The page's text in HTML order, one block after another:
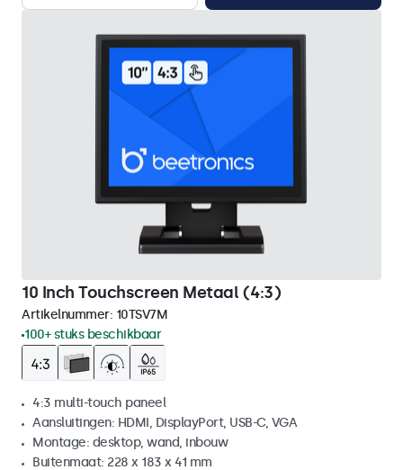
10 Inch Touchscreen Metaal (4:3)
Artikelnummer: 10TSV7M
100+ stuks beschikbaar
4:3 multi-touch paneel
Aansluitingen: HDMI, DisplayPort, USB-C, VGA
Montage: desktop, wand, inbouw
Buitenmaat: 228 x 183 x 41 mm